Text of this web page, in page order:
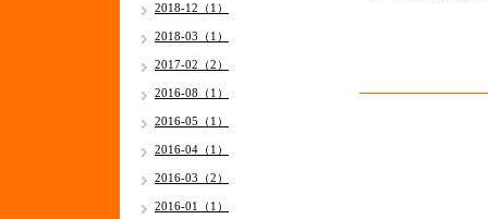
2018-12（1）
2018-03（1）
2017-02（2）
2016-08（1）
2016-05（1）
2016-04（1）
2016-03（2）
2016-01（1）